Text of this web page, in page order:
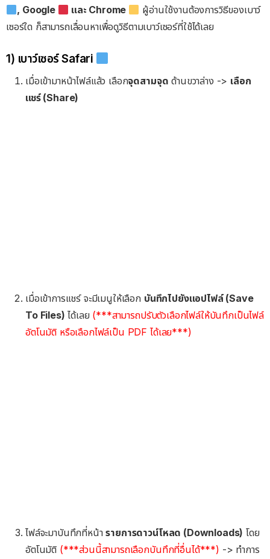
, Google
และ Chrome
ผู้อ่านใช้งานต้องการวิธีของเบาว์
เซอร์ใด ก็สามารถเลื่อนหาเพื่อดูวิธีตามเบาว์เซอร์ที่ใช้ได้เลย
1) เบาว์เซอร์ Safari
เมื่อเข้ามาหน้าไฟล์แล้ว เลือกจุดสามจุด ด้านขวาล่าง -> เลือก
แชร์ (Share)
เมื่อเข้าการแชร์ จะมีเมนูให้เลือก บันทึกไปยังแอปไฟล์ (Save
To Files) ได้เลย (***สามารถปรับตัวเลือกไฟล์ให้บันทึกเป็นไฟล์
อัตโนมัติ หรือเลือกไฟล์เป็น PDF ได้เลย***)
ไฟล์จะมาบันทึกที่หน้ารายการดาวน์โหลด (Downloads) โดย
อัตโนมัติ (***ส่วนนี้สามารถเลือกบันทึกที่อื่นได้***) -> ทำการ